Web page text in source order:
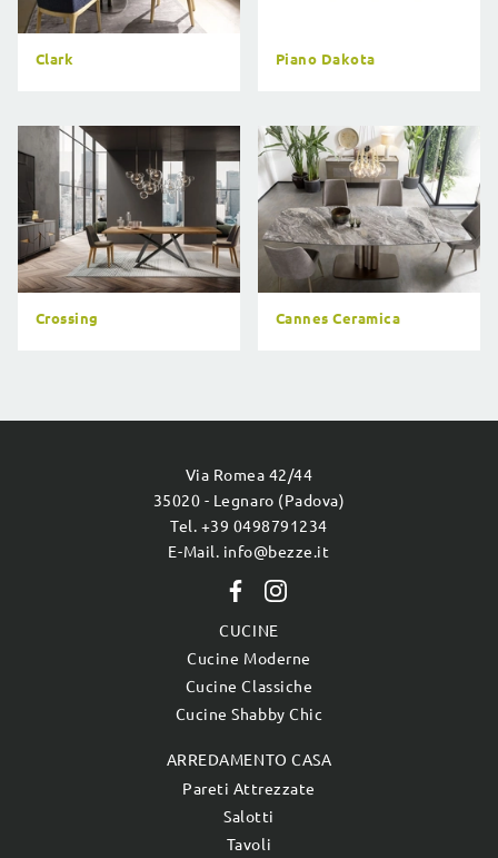
Clark Piano Dakota
Crossing Cannes Ceramica
Via Romea 42/44
35020 - Legnaro (Padova)
Tel. +39 0498791234
E-Mail. info@bezze.it
CUCINE
Cucine Moderne
Cucine Classiche
Cucine Shabby Chic
ARREDAMENTO CASA
Pareti Attrezzate
Salotti
Tavoli